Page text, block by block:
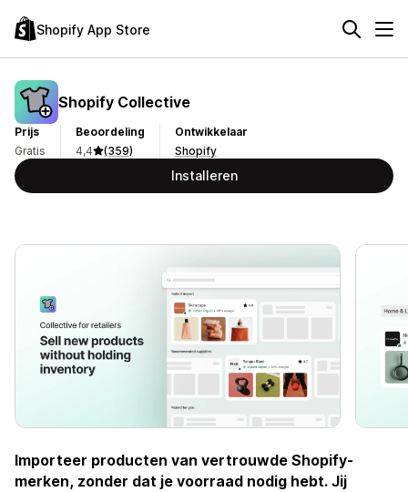
Shopify App Store
Shopify Collective
Prijs
Gratis
Beoordeling
4,4
(359)
Ontwikkelaar
Shopify
Installeren
Importeer producten van vertrouwde Shopify-
merken, zonder dat je voorraad nodig hebt. Jij